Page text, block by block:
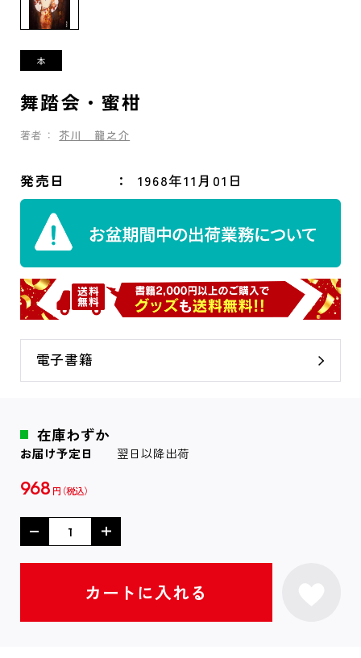
舞踏会・蜜柑
著者： 芥川 龍之介
発売日 1968年11月01日
電子書籍
在庫わずか
お届け予定日 翌日以降出荷
968 円